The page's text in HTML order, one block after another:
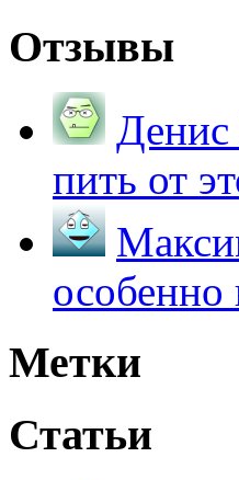
Отзывы
пить от
Метки
Статьи